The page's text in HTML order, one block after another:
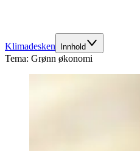
Klimadesken Innhold
Tema: Grønn økonomi